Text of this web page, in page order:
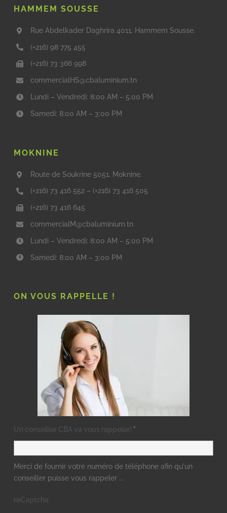
HAMMEM SOUSSE
Rue Abdelkader Daghrira 4011, Hammem Sousse.
(+216) 98 775 455
(+216) 73 366 998
commercialHS@cbaluminium.tn
Lundi – Vendredi: 8:00 AM – 5:00 PM
Samedi: 8:00 AM – 3:00 PM
MOKNINE
Route de Soukrine 5051, Moknine.
(+216) 73 416 552 – (+216) 73 416 505
(+216) 73 416 645
commercialM@cbaluminium.tn
Lundi – Vendredi: 8:00 AM – 5:00 PM
Samedi: 8:00 AM – 3:00 PM
ON VOUS RAPPELLE !
Un conseiller CBA va vous rappeler! *
Merci de fournir votre numéro de téléphone afin qu'un
conseiller puisse vous rappeler ...
reCaptcha